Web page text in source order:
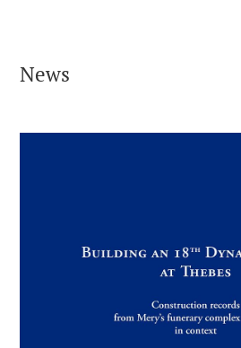
News